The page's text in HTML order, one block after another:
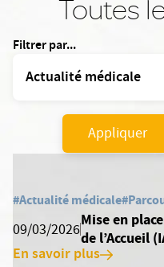
Toutes
Filtrer par...
Appliquer
#Actualité médicale
09/03/2026
Mise en
de l’Accueil
En savoir plus